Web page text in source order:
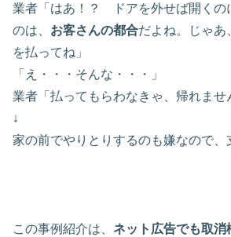
業者「はあ！？ ドアを外せば開くの
のは、 お客さんの都合だよね。じゃあ
を払ってね」
「え・・・そんな・・・」
業者「払ってもらわなきゃ、帰れませ
↓
家の前でやりとりするのも嫌なので、
この事例紹介は、 ネット広告でも取消